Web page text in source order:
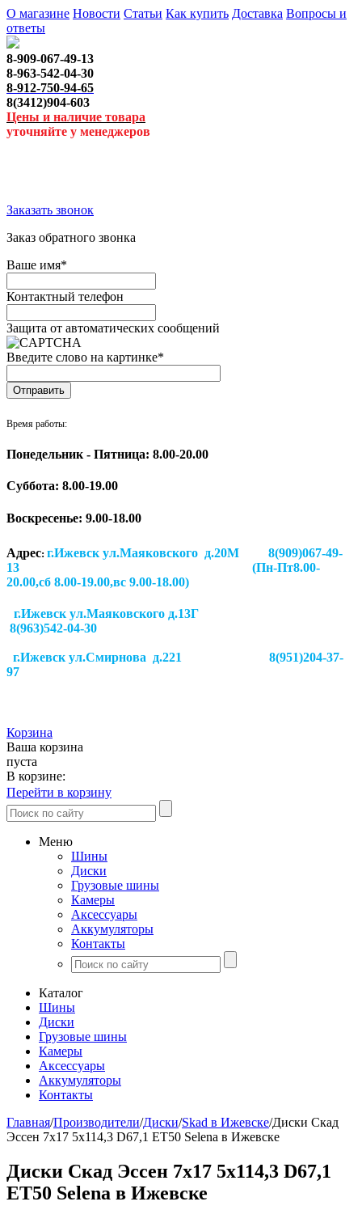
О магазине Новости Статьи Как купить Доставка Вопросы и
ответы
8-909-067-49-13
8-963-542-04-30
8-912-750-94-65
8(3412)904-603
Цены и наличие товара
уточняйте у менеджеров
Заказать звонок
Заказ обратного звонка
Ваше имя*
Контактный телефон
Защита от автоматических сообщений
Введите слово на картинке*
Время работы:
Понедельник - Пятница: 8.00-20.00
Суббота: 8.00-19.00
Воскресенье: 9.00-18.00
Адрес: г.Ижевск ул.Маяковского д.20М 8(909)067-49-
13 (Пн-Пт8.00-
20.00,сб 8.00-19.00,вс 9.00-18.00)
г.Ижевск ул.Маяковского д.13Г
8(963)542-04-30
г.Ижевск ул.Смирнова д.221
8(951)204-37-
97
Корзина
Ваша корзина
пуста
В корзине:
Перейти в корзину
Меню
Шины
Диски
Грузовые шины
Камеры
Аксессуары
Аккумуляторы
Контакты
Каталог
Шины
Диски
Грузовые шины
Камеры
Аксессуары
Аккумуляторы
Контакты
Главная/Производители/Диски/Skad в Ижевске/Диски Скад
Эссен 7x17 5x114,3 D67,1 ET50 Selena в Ижевске
Диски Скад Эссен 7x17 5x114,3 D67,1
ET50 Selena в Ижевске